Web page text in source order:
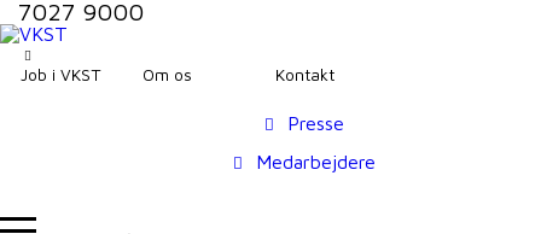
7027 9000
Job i VKST Om os Kontakt
Presse
Medarbejdere